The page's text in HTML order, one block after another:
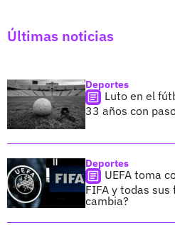
Últimas noticias
Deportes
Luto en el
33 años con
Deportes
UEFA toma
FIFA y todas sus
cambia?